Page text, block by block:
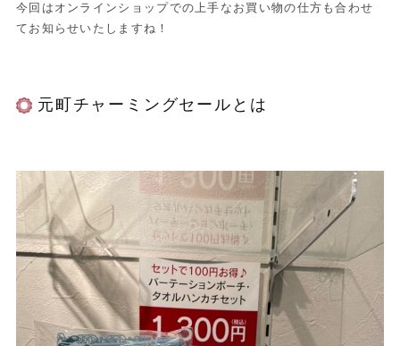
今回はオンラインショップでの上手なお買い物の仕方も合わせ
てお知らせいたしますね！
元町チャーミングセールとは